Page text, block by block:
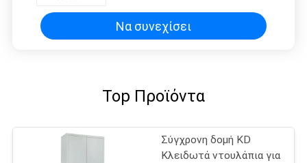
Να συνεχίσει
Top Προϊόντα
Σύγχρονη δομή KD
Κλειδωτά ντουλάπια για